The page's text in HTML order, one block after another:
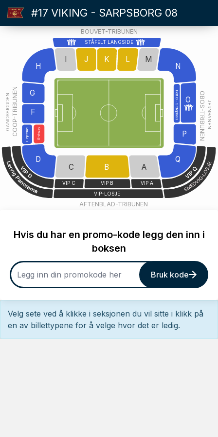
#17 VIKING - SARPSBORG 08
J K L M
N
Felt O - Sitteplass
P
Q
A
B
C
VIP C
VIP B
VIP-LOSJE
VIP A
D
F
G
H
E-Away
E-hjemme
O
STÅFELT LANGSIDE
BOUVET-TRIBUNEN
AFTENBLAD-TRIBUNEN
OBOS-TRIBUNENJERNBANEN
COOP-TRIBUNEN
GANDSFJORDEN
Hvis du har en promo-kode legg den inn i
boksen
Bruk kode
Velg sete ved å klikke i seksjonen du vil sitte i klikk på
en av billettypene for å velge hvor det er ledig.